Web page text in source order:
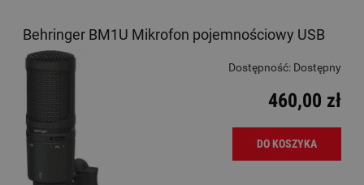
Behringer BM1U Mikrofon pojemnościowy USB
Dostępność: Dostępny
460,00 zł
DO KOSZYKA